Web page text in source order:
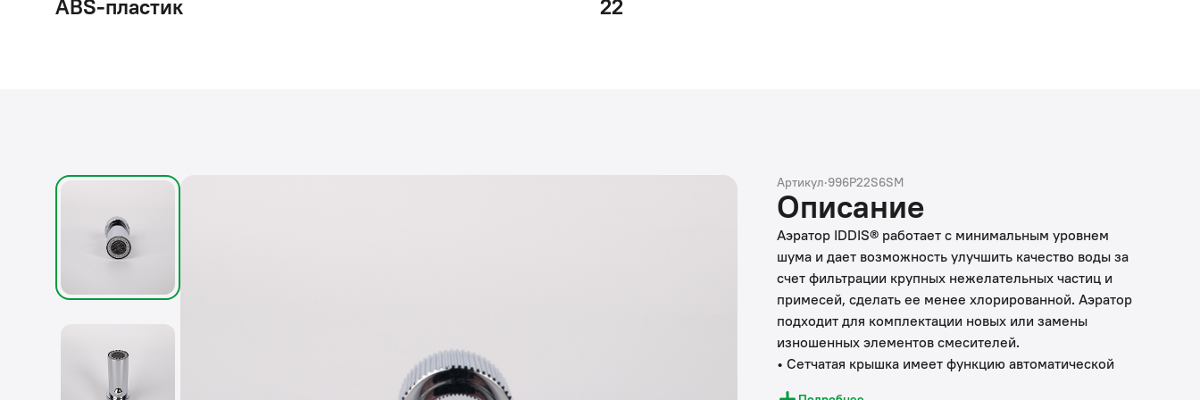
ABS-пластик 22
Артикул·996P22S6SM
Описание
Аэратор IDDIS® работает с минимальным уровнем
шума и дает возможность улучшить качество воды за
счет фильтрации крупных нежелательных частиц и
примесей, сделать ее менее хлорированной. Аэратор
подходит для комплектации новых или замены
изношенных элементов смесителей.
• Сетчатая крышка имеет функцию автоматической